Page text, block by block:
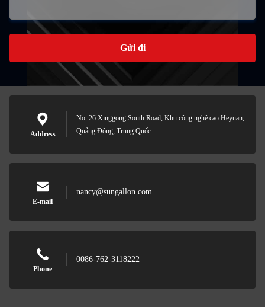
Gửi đi
Address
No. 26 Xinggong South Road, Khu công nghệ cao Heyuan,
Quảng Đông, Trung Quốc
E-mail
nancy@sungallon.com
Phone
0086-762-3118222